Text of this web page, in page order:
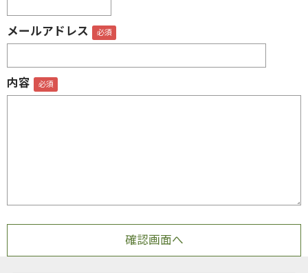
メールアドレス
内容